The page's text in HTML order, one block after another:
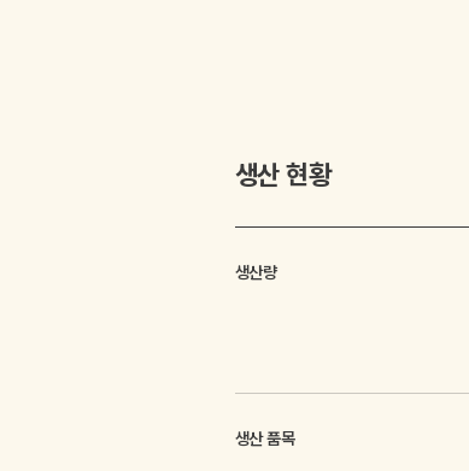
생산 현황
생산량
생산 품목